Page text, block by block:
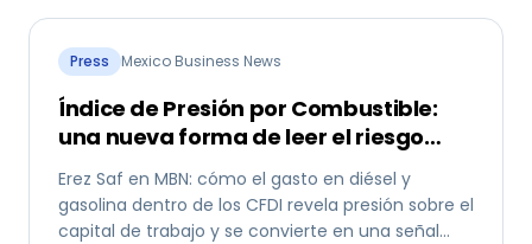
Press Mexico Business News
Índice de Presión por Combustible:
una nueva forma de leer el riesgo
Erez Saf en MBN: cómo el gasto en diésel y
gasolina dentro de los CFDI revela presión sobre el
capital de trabajo y se convierte en una señal